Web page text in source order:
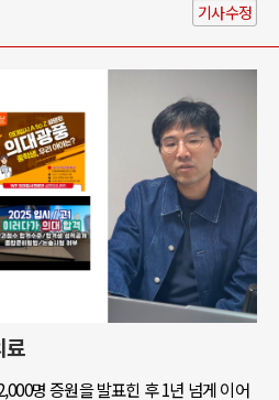
기사수정
료
명 증원을 발표힌 후 1년 넘게 이어